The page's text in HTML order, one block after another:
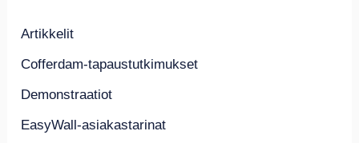
Artikkelit
Cofferdam-tapaustutkimukset
Demonstraatiot
EasyWall-asiakastarinat